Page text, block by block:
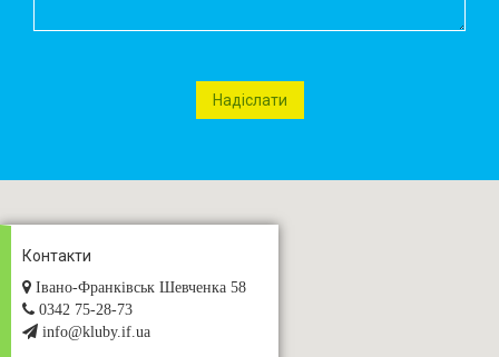
Контакти
Івано-Франківськ Шевченка 58
0342 75-28-73
info@kluby.if.ua